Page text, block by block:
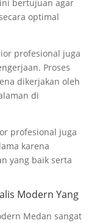
bertujuan agar
optimal
profesional juga
Proses
dikerjakan oleh
di
profesional juga
karena
yang baik serta
Modern Yang
Medan sangat